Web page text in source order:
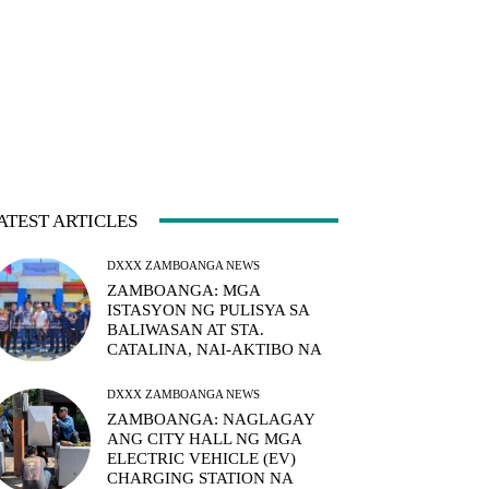
ARTICLES
DXXX ZAMBOANGA NEWS
ZAMBOANGA: MGA
ISTASYON NG PULISYA SA
BALIWASAN AT STA.
CATALINA, NAI-AKTIBO NA
DXXX ZAMBOANGA NEWS
ZAMBOANGA: NAGLAGAY
ANG CITY HALL NG MGA
ELECTRIC VEHICLE (EV)
CHARGING STATION NA